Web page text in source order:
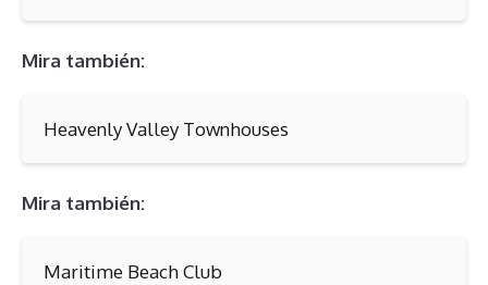
Mira también:
Heavenly Valley Townhouses
Mira también:
Maritime Beach Club